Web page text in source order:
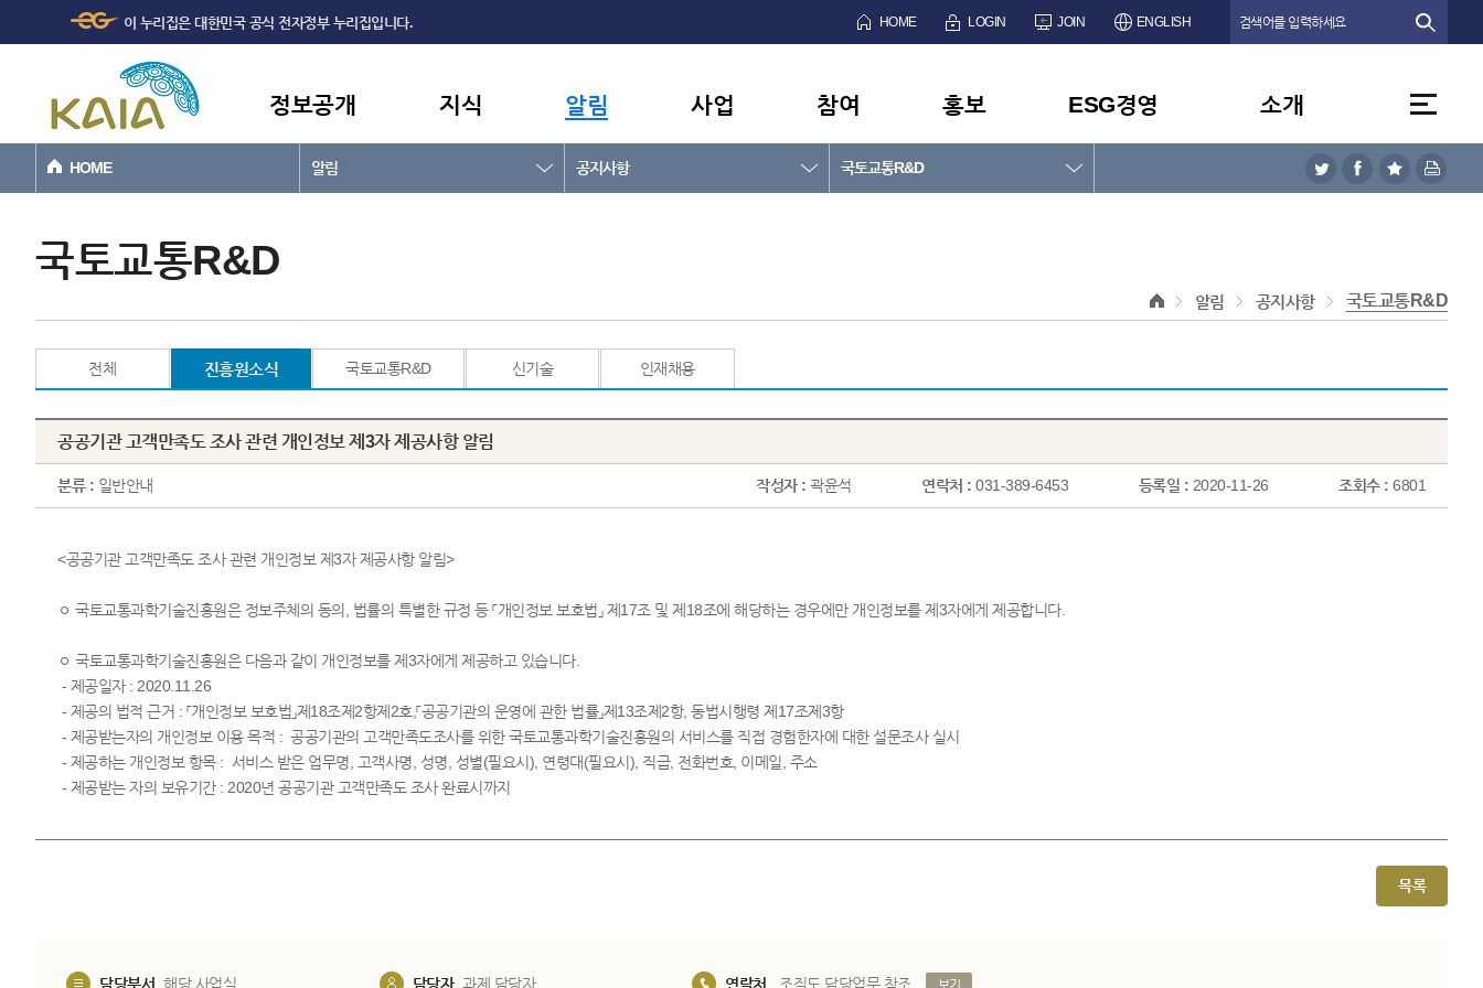
본문바로가기
이 누리집은 대한민국 공식 전자정부 누리집입니다. HOME LOGIN JOIN ENGLISH
정보공개 지식 알림 사업 참여 홍보 ESG경영 소개
HOME 알림 공지사항 국토교통R&D
국토교통R&D
알림 공지사항 국토교통R&D
전체 진흥원소식 국토교통R&D 신기술 인재채용
공공기관 고객만족도 조사 관련 개인정보 제3자 제공사항 알림
분류 : 일반안내 작성자 : 곽윤석 연락처 : 031-389-6453 등록일 : 2020-11-26 조회수 : 6801
<공공기관 고객만족도 조사 관련 개인정보 제3자 제공사항 알림>
ㅇ 국토교통과학기술진흥원은 정보주체의 동의, 법률의 특별한 규정 등 「개인정보 보호법」 제17조 및 제18조에 해당하는 경우에만 개인정보를 제3자에게 제공합니다.
ㅇ 국토교통과학기술진흥원은 다음과 같이 개인정보를 제3자에게 제공하고 있습니다.
- ​​ 제공일자 : 2020.11.26
- 제공의 법적 근거 : 「개인정보 보호법」제18조제2항제2호,「공공기관의 운영에 관한 법률」제13조제2항, 동법시행령 제17조제3항
- 제공받는자의 개인정보 이용 목적 ​: 공공기관의 고객만족도조사를 위한 국토교통과학기술진흥원의 서비스를 직접 경험한자에 대한 설문조사 실시
- 제공하는​ 개인정보 항목 : 서비스 받은 업무명, 고객사명, 성명, 성별(필요시), 연령대(필요시), 직급, 전화번호, 이메일, 주소
- 제공받는 자의 보유기간 : 2020년 공공기관 고객만족도 조사 완료시까지
목록
담당부서 해당 사업실 담당자 과제 담당자 연락처 조직도 담당업무 참조